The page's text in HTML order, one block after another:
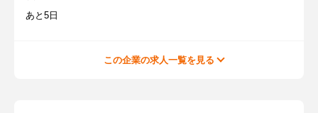
あと5日
この企業の求人一覧を見る